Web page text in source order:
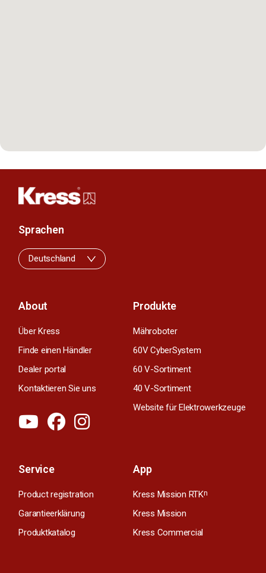
About
Über Kress
Finde einen Händler
Dealer portal
Kontaktieren Sie uns
Produkte
Mähroboter
60V CyberSystem
60 V-Sortiment
40 V-Sortiment
Website für Elektrowerkzeuge
Service
Product registration
Garantieerklärung
Produktkatalog
App
Kress Mission RTKn
Kress Mission
Kress Commercial
Sprachen
Deutschland